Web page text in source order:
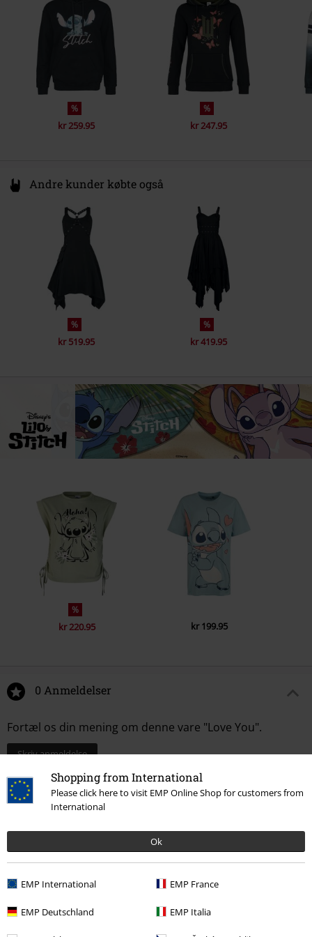
Shopping from International
Please click here to visit EMP Online Shop for customers from
International
Ok
EMP International EMP France
EMP Deutschland EMP Italia
%
kr 259.95
%
kr 247.95
Andre kunder købte også
%
kr 519.95
%
kr 419.95
%
kr 220.95 kr 199.95
0 Anmeldelser
Fortæl os din mening om denne vare "Love You".
Skriv anmeldelse